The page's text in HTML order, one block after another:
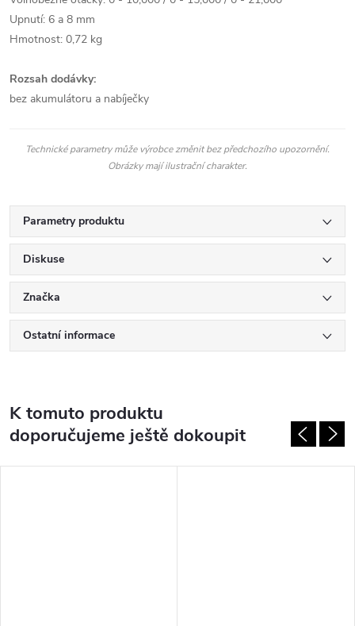
Upnutí: 6 a 8 mm
Hmotnost: 0,72 kg
Rozsah dodávky:
bez akumulátoru a nabíječky
Technické parametry může výrobce změnit bez předchozího upozornění.
Obrázky mají ilustrační charakter.
Parametry produktu
Diskuse
Značka
Ostatní informace
K tomuto produktu
doporučujeme ještě dokoupit